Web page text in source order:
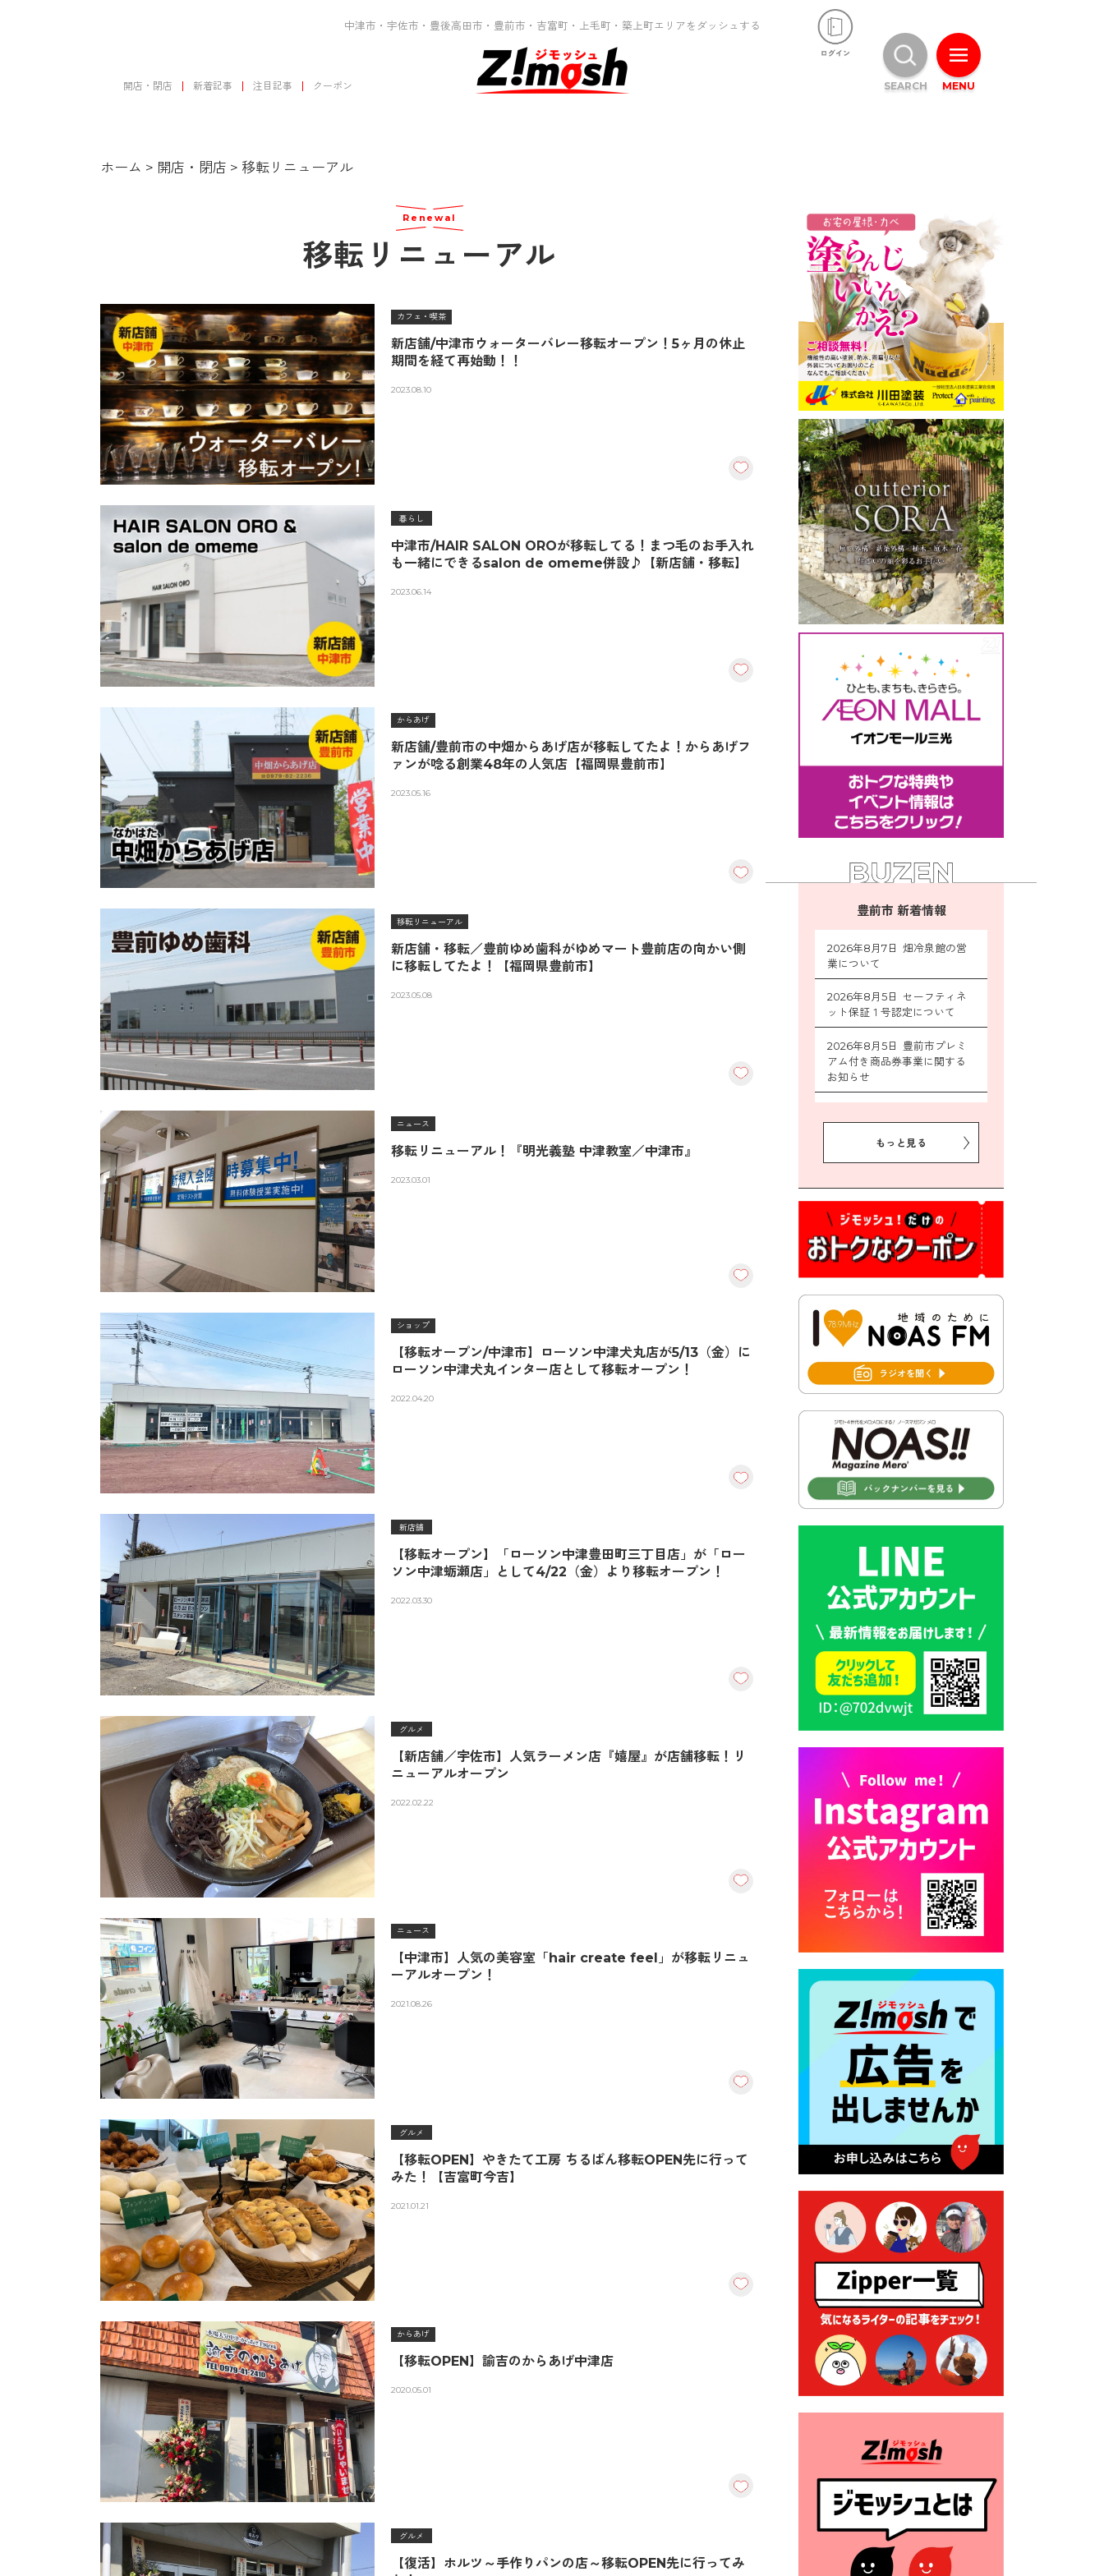
中津市・宇佐市・豊後高田市・豊前市・吉富町・上毛町・築上町エリアをダッシュする
開店・閉店 新着記事 注目記事 クーポン
ホーム > 開店・閉店 > 移転リニューアル
Renewal
移転リニューアル
カフェ・喫茶
新店舗/中津市ウォーターバレー移転オープン！5ヶ月の休止
期間を経て再始動！！
2023.08.10
暮らし
中津市/HAIR SALON OROが移転してる！まつ毛のお手入れ
も一緒にできるsalon de omeme併設♪【新店舗・移転】
2023.06.14
からあげ
新店舗/豊前市の中畑からあげ店が移転してたよ！からあげフ
ァンが唸る創業48年の人気店【福岡県豊前市】
2023.05.16
移転リニューアル
新店舗・移転／豊前ゆめ歯科がゆめマート豊前店の向かい側
に移転してたよ！【福岡県豊前市】
2023.05.08
ニュース
移転リニューアル！『明光義塾 中津教室／中津市』
2023.03.01
ショップ
【移転オープン/中津市】ローソン中津犬丸店が5/13（金）に
ローソン中津犬丸インター店として移転オープン！
2022.04.20
新店舗
【移転オープン】「ローソン中津豊田町三丁目店」が「ロー
ソン中津蛎瀬店」として4/22（金）より移転オープン！
2022.03.30
グルメ
【新店舗／宇佐市】人気ラーメン店『嬉屋』が店舗移転！リ
ニューアルオープン
2022.02.22
ニュース
【中津市】人気の美容室「hair create feel」が移転リニュ
ーアルオープン！
2021.08.26
グルメ
【移転OPEN】やきたて工房 ちるぱん移転OPEN先に行って
みた！【吉富町今吉】
2021.01.21
からあげ
【移転OPEN】諭吉のからあげ中津店
2020.05.01
グルメ
【復活】ホルツ～手作りパンの店～移転OPEN先に行ってみ
豊前市 新着情報
2026年8月7日 畑冷泉館の営
業について
2026年8月5日 セーフティネ
ット保証１号認定について
2026年8月5日 豊前市プレミ
アム付き商品券事業に関する
お知らせ
ン作戦参加者募集
対抗「福岡駅伝」出場選手募
集！
2026年7月31日 第６次豊前市
総合計画後期基本計画策定業
書が変わります！
2026年7月30日 豊前市立豊前
中学校の進捗状況について
2026年7月30日 豊前市立学校
2026年7月30日 豊前市立学校
紹介≪再編計画の見直しにつ
いて≫
2026年7月29日 豊前市指定ご
み袋販売のお知らせ
2026年7月28日 豊前カラス天
狗みなと祭り（花火大会）開
催決定！
2026年7月28日 令和8年度
京築地区水道企業団職員採用
試験（募集）
2026年7月27日 マイナンバー
カード交付に伴う休日および
平日夜間開庁の案内
2026年7月22日 令和８年度
「こども文化パスポート事
2026年7月21日 卜仙の郷 お
盆期間の営業時間のお知らせ
2026年7月17日 バス経路検索
のご利用案内
2026年7月10日 台湾伝統音楽
団体 「北埔八音団・楽善軒」
公演開催のお知らせ
ンディング型ふるさと納税の
実施について
2026年7月9日 農地法等に係
る各種申請に係る登記事項証
明書の添付省略について
2026年7月9日 廃食用油の回
収
2026年7月7日 「おゆずりコ
ーナー」について
2026年7月1日 豊前市民プール
一般開放
（令和８年４月１日施行）
格改定
2026年6月23日 公告一覧（市
内業者対象）を更新しまし
もっと見る
MENU
SEARCH